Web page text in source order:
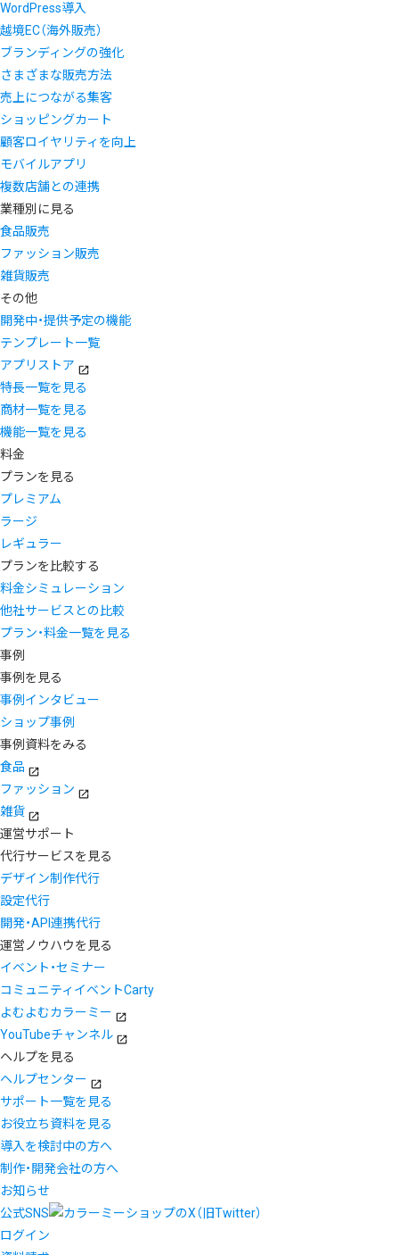
WordPress導入
越境EC（海外販売）
ブランディングの強化
さまざまな販売方法
売上につながる集客
ショッピングカート
顧客ロイヤリティを向上
モバイルアプリ
複数店舗との連携
業種別に見る
食品販売
ファッション販売
雑貨販売
その他
開発中・提供予定の機能
テンプレート一覧
アプリストア
特長一覧を見る
商材一覧を見る
機能一覧を見る
料金
プランを見る
プレミアム
ラージ
レギュラー
プランを比較する
料金シミュレーション
他社サービスとの比較
プラン・料金一覧を見る
事例
事例を見る
事例インタビュー
ショップ事例
事例資料をみる
食品
ファッション
雑貨
運営サポート
代行サービスを見る
デザイン制作代行
設定代行
開発・API連携代行
運営ノウハウを見る
イベント・セミナー
コミュニティイベントCarty
よむよむカラーミー
YouTubeチャンネル
ヘルプを見る
ヘルプセンター
サポート一覧を見る
お役立ち資料を見る
導入を検討中の方へ
制作・開発会社の方へ
お知らせ
公式SNS
ログイン